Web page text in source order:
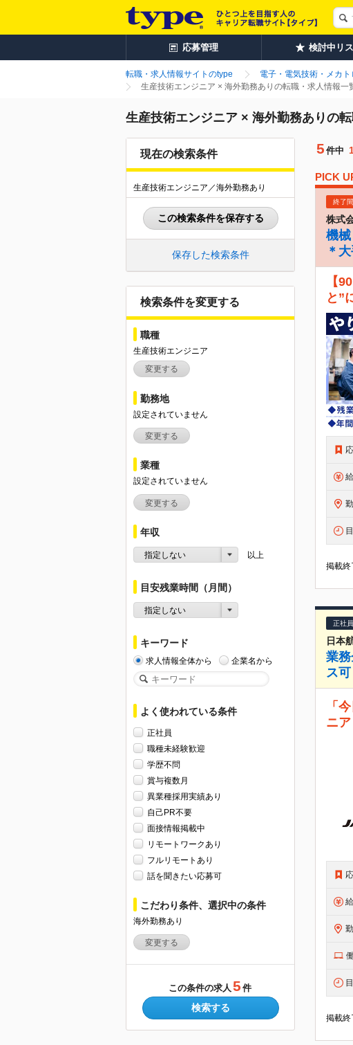
応募管理 検討中リ
転職・求人情報サイトのtype 電子・電気技術・メカ
生産技術エンジニア × 海外勤務ありの転職・求人情報一
生産技術エンジニア × 海外勤務ありの
現在の検索条件
生産技術エンジニア／海外勤務あり
この検索条件を保存する
保存した検索条件
検索条件を変更する
職種
生産技術エンジニア
変更する
勤務地
設定されていません
変更する
業種
設定されていません
変更する
年収
指定しない 以上
目安残業時間（月間）
指定しない
キーワード
求人情報全体から 企業名から
よく使われている条件
正社員
職種未経験歓迎
学歴不問
賞与複数月
異業種採用実績あり
自己PR不要
面接情報掲載中
リモートワークあり
フルリモートあり
話を聞きたい応募可
こだわり条件、選択中の条件
海外勤務あり
変更する
この条件の求人 5 件
検索する
5 件中
PICK
終了
株式
機
＊
【
と”
掲載
正社員
日本
業
ス可
「
ニア
掲載